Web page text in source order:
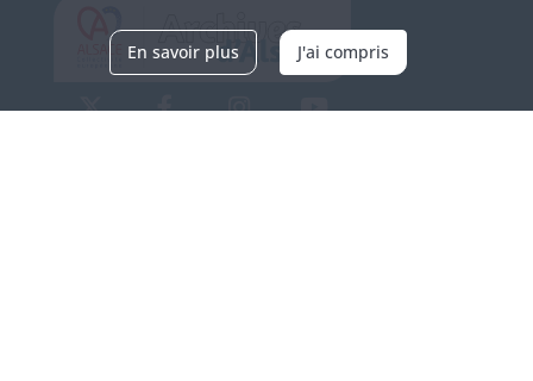
En savoir plus J'ai compris